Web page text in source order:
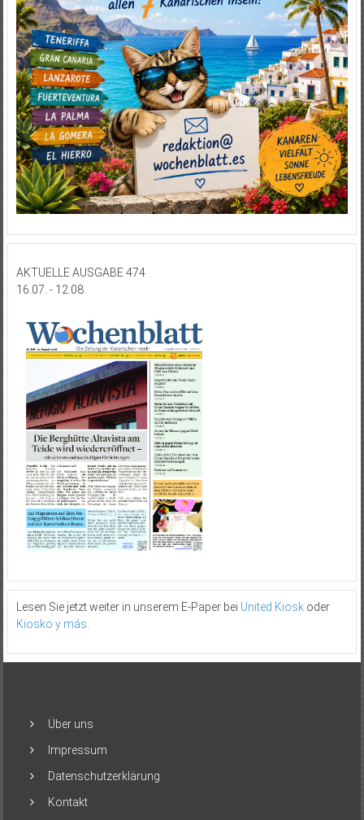
AKTUELLE AUSGABE 474
16.07. - 12.08.
Lesen Sie jetzt weiter in unserem E-Paper bei United Kioskoder
Kiosko y más.
Über uns
Impressum
Datenschutzerklärung
Kontakt